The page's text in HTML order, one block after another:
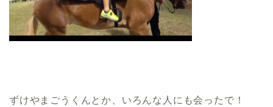
ずけやまごうくんとか、いろんな人にも会ったで！